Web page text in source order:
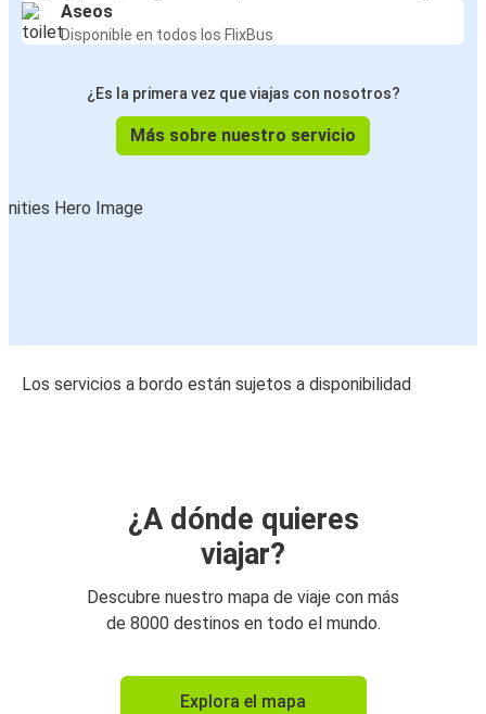
Aseos
Disponible en todos los FlixBus
¿Es la primera vez que viajas con nosotros?
Más sobre nuestro servicio
Los servicios a bordo están sujetos a disponibilidad
¿A dónde quieres
viajar?
Descubre nuestro mapa de viaje con más
de 8000 destinos en todo el mundo.
Explora el mapa